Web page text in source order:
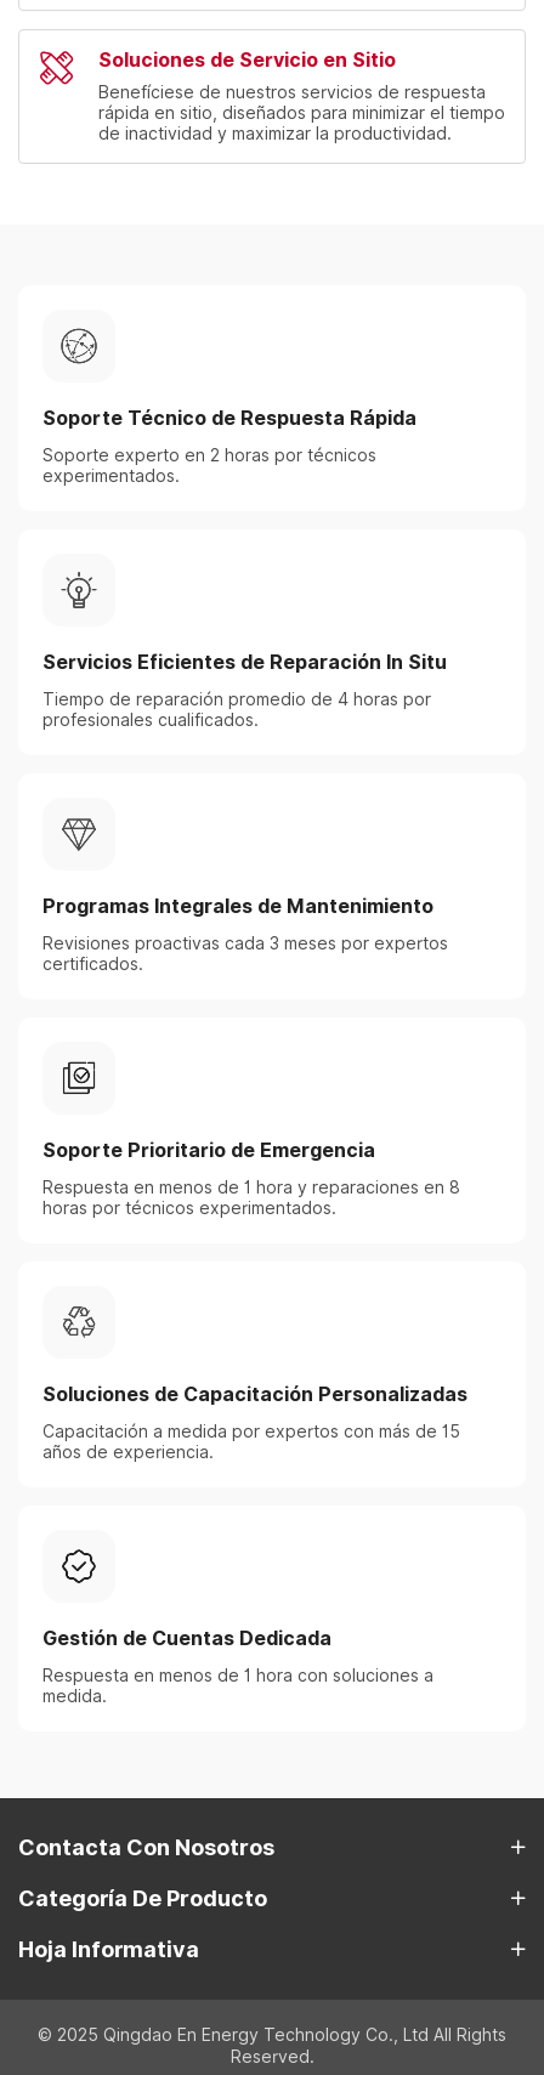
Soluciones de Servicio en Sitio
Benefíciese de nuestros servicios de respuesta
rápida en sitio, diseñados para minimizar el tiempo
de inactividad y maximizar la productividad.
Soporte Técnico de Respuesta Rápida
Soporte experto en 2 horas por técnicos
experimentados.
Servicios Eficientes de Reparación In Situ
Tiempo de reparación promedio de 4 horas por
profesionales cualificados.
Programas Integrales de Mantenimiento
Revisiones proactivas cada 3 meses por expertos
certificados.
Soporte Prioritario de Emergencia
Respuesta en menos de 1 hora y reparaciones en 8
horas por técnicos experimentados.
Soluciones de Capacitación Personalizadas
Capacitación a medida por expertos con más de 15
años de experiencia.
Gestión de Cuentas Dedicada
Respuesta en menos de 1 hora con soluciones a
medida.
Contacta Con Nosotros
Categoría De Producto
Hoja Informativa
© 2025 Qingdao En Energy Technology Co., Ltd All Rights
Reserved.